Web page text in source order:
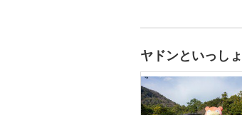
ヤドンといっし